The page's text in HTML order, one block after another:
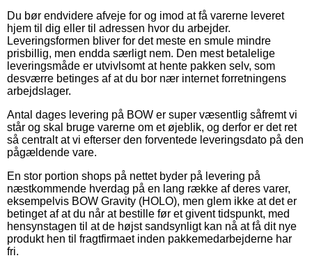
Du bør endvidere afveje for og imod at få varerne leveret
hjem til dig eller til adressen hvor du arbejder.
Leveringsformen bliver for det meste en smule mindre
prisbillig, men endda særligt nem. Den mest betalelige
leveringsmåde er utvivlsomt at hente pakken selv, som
desværre betinges af at du bor nær internet forretningens
arbejdslager.
Antal dages levering på BOW er super væsentlig såfremt vi
står og skal bruge varerne om et øjeblik, og derfor er det ret
så centralt at vi efterser den forventede leveringsdato på den
pågældende vare.
En stor portion shops på nettet byder på levering på
næstkommende hverdag på en lang række af deres varer,
eksempelvis BOW Gravity (HOLO), men glem ikke at det er
betinget af at du når at bestille før et givent tidspunkt, med
hensynstagen til at de højst sandsynligt kan nå at få dit nye
produkt hen til fragtfirmaet inden pakkemedarbejderne har
fri.